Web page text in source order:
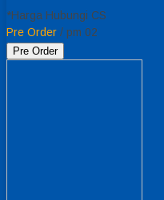
*Harga Hubungi CS
Pre Order / pm 02
Pre Order